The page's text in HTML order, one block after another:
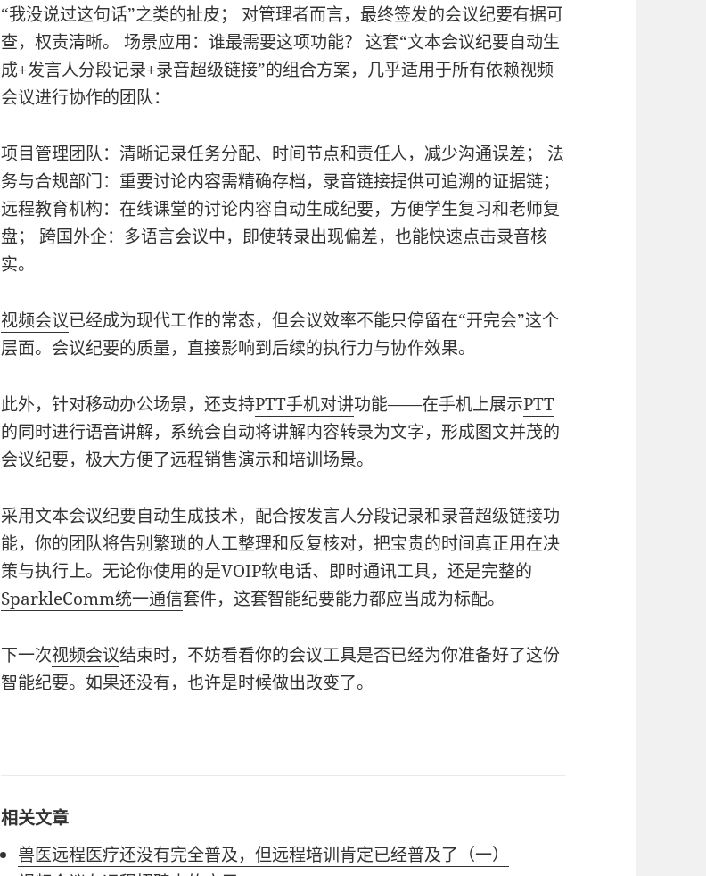
“我没说过这句话”之类的扯皮； 对管理者而言，最终签发的会议纪要有据可
查，权责清晰。 场景应用：谁最需要这项功能？ 这套“文本会议纪要自动生
成+发言人分段记录+录音超级链接”的组合方案，几乎适用于所有依赖视频
会议进行协作的团队：
项目管理团队：清晰记录任务分配、时间节点和责任人，减少沟通误差； 法
务与合规部门：重要讨论内容需精确存档，录音链接提供可追溯的证据链；
远程教育机构：在线课堂的讨论内容自动生成纪要，方便学生复习和老师复
盘； 跨国外企：多语言会议中，即使转录出现偏差，也能快速点击录音核
实。
视频会议已经成为现代工作的常态，但会议效率不能只停留在“开完会”这个
层面。会议纪要的质量，直接影响到后续的执行力与协作效果。
此外，针对移动办公场景，还支持PTT手机对讲功能——在手机上展示PTT
的同时进行语音讲解，系统会自动将讲解内容转录为文字，形成图文并茂的
会议纪要，极大方便了远程销售演示和培训场景。
采用文本会议纪要自动生成技术，配合按发言人分段记录和录音超级链接功
能，你的团队将告别繁琐的人工整理和反复核对，把宝贵的时间真正用在决
策与执行上。无论你使用的是VOIP软电话、 即时通讯工具，还是完整的
SparkleComm统一通信套件，这套智能纪要能力都应当成为标配。
下一次视频会议结束时，不妨看看你的会议工具是否已经为你准备好了这份
智能纪要。如果还没有，也许是时候做出改变了。
相关文章
兽医远程医疗还没有完全普及，但远程培训肯定已经普及了（一）